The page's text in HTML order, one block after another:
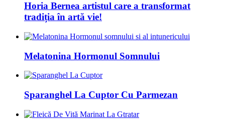
Horia Bernea artistul care a transformat
tradiția în artă vie!
Melatonina Hormonul Somnului
Sparanghel La Cuptor Cu Parmezan